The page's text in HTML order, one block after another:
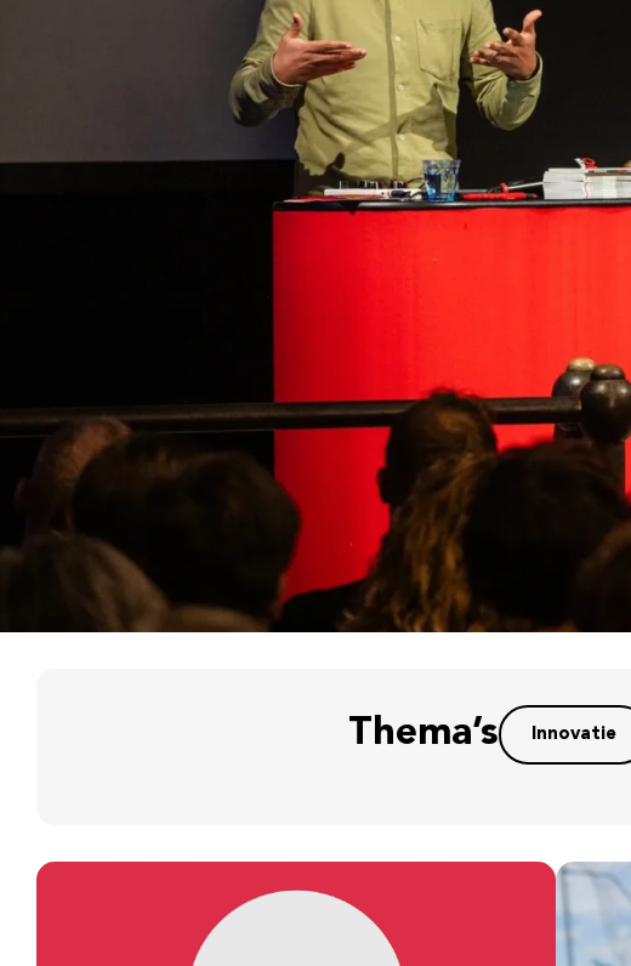
Thema’s Innovatie